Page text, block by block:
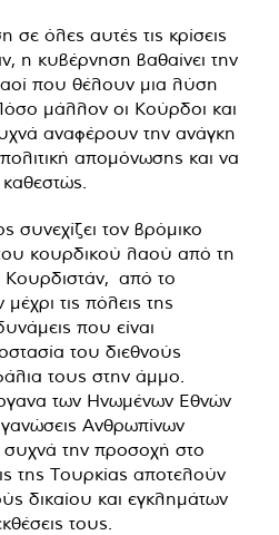
σε όλες αυτές τις κρίσεις
η κυβέρνηση βαθαίνει την
που θέλουν μια λύση
μάλλον οι Κούρδοι και
αναφέρουν την ανάγκη
απομόνωσης και να
συνεχίζει τον βρόμικο
κουρδικού λαού από τη
Κουρδιστάν, από το
τις πόλεις της
που είναι
του διεθνούς
τους στην άμμο.
των Ηνωμένων Εθνών
Ανθρωπίνων
συχνά την προσοχή στο
της Τουρκίας αποτελούν
δικαίου και εγκλημάτων
τους.